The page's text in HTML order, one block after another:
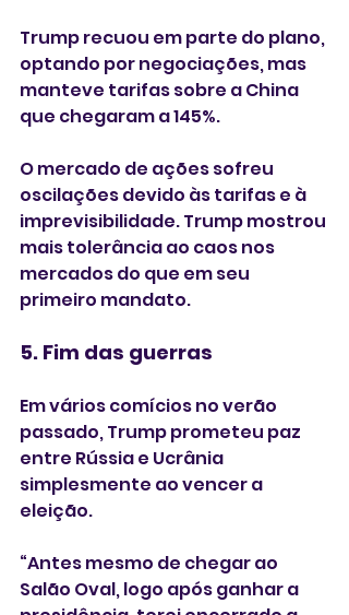
Trump recuou em parte do plano,
optando por negociações, mas
manteve tarifas sobre a China
que chegaram a 145%.
O mercado de ações sofreu
oscilações devido às tarifas e à
imprevisibilidade. Trump mostrou
mais tolerância ao caos nos
mercados do que em seu
primeiro mandato.
5. Fim das guerras
Em vários comícios no verão
passado, Trump prometeu paz
entre Rússia e Ucrânia
simplesmente ao vencer a
eleição.
“Antes mesmo de chegar ao
Salão Oval, logo após ganhar a